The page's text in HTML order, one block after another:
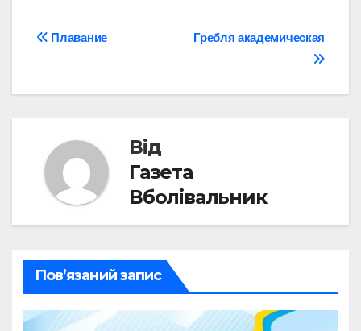
Навігація
Гребля академическая
Плавание
Від
Газета
Вболівальник
Пов’язаний запис